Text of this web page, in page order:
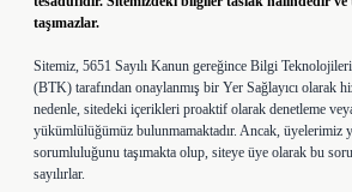
taşımazlar.
Sitemiz, 5651 Sayılı Kanun gereğince Bilgi
(BTK) tarafından onaylanmış bir Yer Sağlayıcı olarak
nedenle, sitedeki içerikleri proaktif olarak denetleme
yükümlülüğümüz bulunmamaktadır. Ancak, üyelerimiz
sorumluluğunu taşımakta olup, siteye üye olarak bu
sayılırlar.